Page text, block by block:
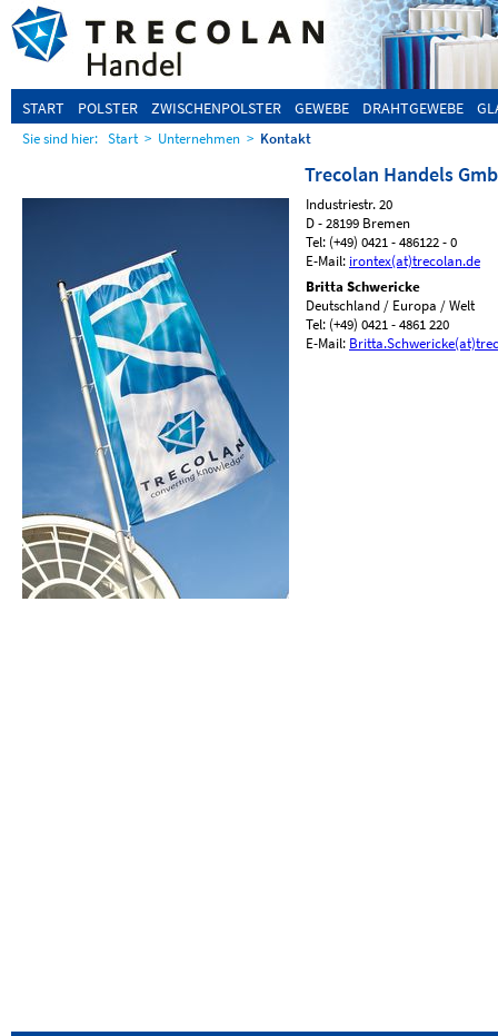
START POLSTER ZWISCHENPOLSTER GEWEBE DRAHTGEWEBE
Sie sind hier: Start > Unternehmen > Kontakt
Trecolan Handels
Industriestr. 20
D - 28199 Bremen
Tel: (+49) 0421 - 486122 - 0
E-Mail: irontex(at)trecolan.de
Britta Schwericke
Deutschland / Europa / Welt
Tel: (+49) 0421 - 4861 220
E-Mail: